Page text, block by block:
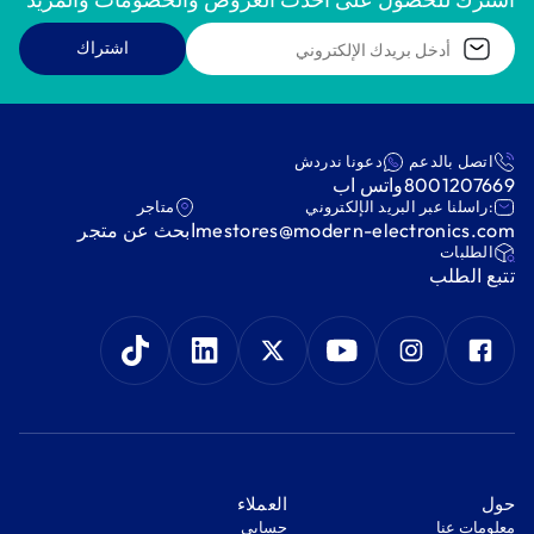
اشتراك
اتصل بالدعم
8001207669
دعونا ندردش
واتس اب
:راسلنا عبر البريد الإلكتروني
mestores@modern-electronics.com
متاجر
ابحث عن متجر
‫الطلبات‬
‫تتبع الطلب‬
‫حول‬
معلومات عنا
‫العملاء‬
‫حسابي‬